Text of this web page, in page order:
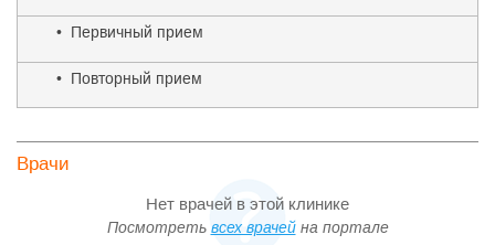
• Первичный прием
• Повторный прием
Врачи
Нет врачей в этой клинике
Посмотреть всех врачейна портале